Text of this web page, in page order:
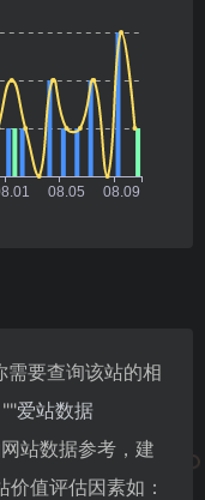
要查询该站的相
""爱站数据
站数据参考，建
值评估因素如：